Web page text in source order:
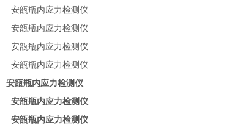
安瓿瓶内应力检测仪